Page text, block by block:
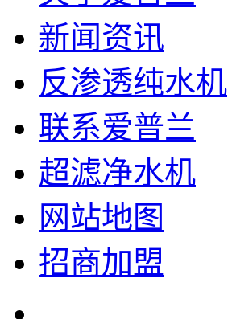
新闻资讯
反渗透纯水机
联系爱普兰
超滤净水机
网站地图
招商加盟